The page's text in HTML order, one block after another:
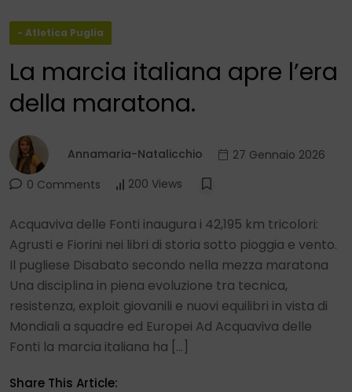
- Atletica Puglia
La marcia italiana apre l’era
della maratona.
Annamaria-Natalicchio
27 Gennaio 2026
0 Comments
200 Views
Acquaviva delle Fonti inaugura i 42,195 km tricolori:
Agrusti e Fiorini nei libri di storia sotto pioggia e vento.
Il pugliese Disabato secondo nella mezza maratona
Una disciplina in piena evoluzione tra tecnica,
resistenza, exploit giovanili e nuovi equilibri in vista di
Mondiali a squadre ed Europei Ad Acquaviva delle
Fonti la marcia italiana ha […]
Share This Article: